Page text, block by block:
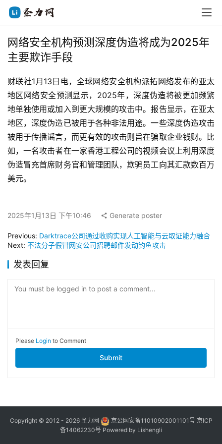
网络安全机构预测深度伪造将成为2025年
主要欺诈手段
财联社1月13日电，全球网络安全机构派拓网络发布的亚太
地区网络安全预测显示，2025年，深度伪造将被更加频繁
地单独使用或加入到更大规模的攻击中。报告显示，在亚太
地区，深度伪造已被用于各种非法用途。一些深度伪造攻击
被用于传播谣言，而更有效的攻击则旨在骗取企业钱财。比
如，一名攻击者在一家香港工程公司的视频会议上利用深度
伪造冒充首席财务官和管理团队，欺骗员工向其汇款数百万
美元。
2025年1月13日 下午10:46 Generate poster
Previous: Darktrace公司通过收购实现人工智能与云取证能力融合
Next: 不法分子假冒网安公司招聘邮件发动钓鱼攻击
发表回复
You must be logged in to post a comment...
Please Login to Comment
Submit
Copyright © 2012 - 2026 圣力网 京公网安备11010902001101号 京ICP
备14062230号 Powered by Lishengli